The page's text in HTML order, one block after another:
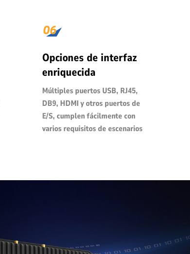
Opciones de interfaz
enriquecida
Múltiples puertos USB, RJ45,
DB9, HDMI y otros puertos de
E/S, cumplen fácilmente con
varios requisitos de escenarios